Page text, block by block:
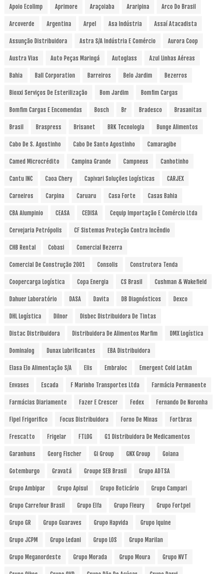
Apoio Ecolimp Aprimore Araçoiaba Araripina Arco Do Brasil
Arcoverde Argentina Arpel Asa Indústria Assaí Atacadista
Assunção Distribuidora Astra S/A Indústria E Comércio Aurora Coop
Austra Vias Auto Peças Maringá Autoglass Azul Linhas Aéreas
Bahia Ball Corporation Barreiros Belo Jardim Bezerros
Bioxxi Serviços De Esterilização Bom Jardim Bomfim Cargas
Bomfim Cargas E Encomendas Bosch Br Bradesco Brasanitas
Brasil Braspress Brisanet BRK Tecnologia Bunge Alimentos
Cabo De S. Agostinho Cabo De Santo Agostinho Camaragibe
Camed Microcrédito Campina Grande Campneus Canhotinho
Cantu INC Caoa Chery Capivari Soluções Logísticas CARJEX
Carneiros Carpina Caruaru Casa Forte Casas Bahia
CBA Alumpinio CEASA CEDISA Cequip Importação E Comércio Ltda
Cervejaria Petrópolis CF Sistemas Proteção Contra Incêndio
CHB Rental Cobasi Comercial Bezerra
Comercial De Construção 2001 Consolis Construtora Tenda
Coopercarga Logística Copa Energia CS Brasil Cushman & Wakefield
Dahuer Laboratório DASA Davita DB Diagnósticos Dexco
DHL Logística Dilnor Disbec Distribuidora De Tintas
Distac Distribuidora Distribuidora De Alimentos Marfim DMX Logística
Dominalog Dunax Lubrificantes EBA Distribuidora
Elasa Elo Alimentação S/A Elis Embraloc Emergent Cold LatAm
Envases Escada F Marinho Transportes Ltda Farmácia Permanente
Farmácias Diariamente Fazer E Crescer Fedex Fernando De Noronha
Fipel Frigorifico Focus Distribuidora Forno De Minas Fortbras
Frescatto Frigelar FTLOG G1 Distribuidora De Medicamentos
Garanhuns Georg Fischer Gi Group GNX Group Goiana
Gotemburgo Gravatá Groupe SEB Brasil Grupo ADTSA
Grupo Ambipar Grupo Apisul Grupo Boticário Grupo Campari
Grupo Carrefour Brasil Grupo Elfa Grupo Fleury Grupo Fortpel
Grupo GR Grupo Guaraves Grupo Hapvida Grupo Iquine
Grupo JCPM Grupo Ledani Grupo LOS Grupo Marilan
Grupo Meganordeste Grupo Morada Grupo Moura Grupo NVT